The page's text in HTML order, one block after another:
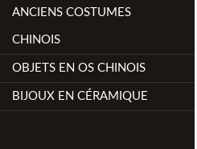
ANCIENS COSTUMES
CHINOIS
OBJETS EN OS CHINOIS
BIJOUX EN CÉRAMIQUE